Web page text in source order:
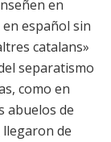
en
español sin
catalans»
separatismo
como en
abuelos de
llegaron de